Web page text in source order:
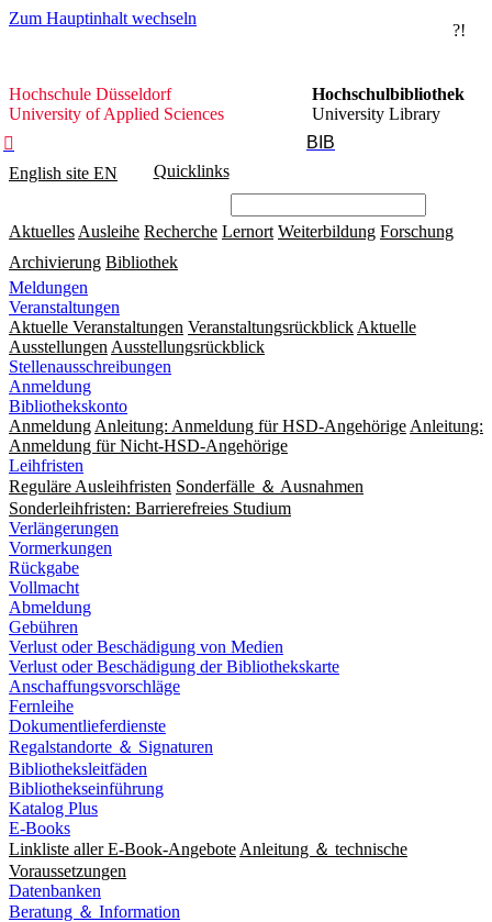
Zum Hauptinhalt wechseln
?!
Hochschule
Düsseldorf
Hochschule Düsseldorf
University of Applied Sciences
Hochschulbibliothek
University Library

BIB
English site EN Quicklinks
Aktuelles Ausleihe Recherche Lernort Weiterbildung Forschung
Archivierung Bibliothek
Meldungen
Veranstaltungen
Aktuelle Veranstaltungen Veranstaltungsrückblick Aktuelle
Ausstellungen Ausstellungsrückblick
Stellenausschreibungen
Anmeldung
Bibliothekskonto
Anmeldung Anleitung: Anmeldung für HSD-Angehörige Anleitung:
Anmeldung für Nicht-HSD-Angehörige
Leihfristen
Reguläre Ausleihfristen Sonderfälle ＆ Ausnahmen
Sonderleihfristen: Barrierefreies Studium
Verlängerungen
Vormerkungen
Rückgabe
Vollmacht
Abmeldung
Gebühren
Verlust oder Beschädigung von Medien
Verlust oder Beschädigung der Bibliothekskarte
Anschaffungsvorschläge
Fernleihe
Dokumentlieferdienste
Regalstandorte ＆ Signaturen
Bibliotheksleitfäden
Bibliothekseinführung
Katalog Plus
E-Books
Linkliste aller E-Book-Angebote Anleitung ＆ technische
Voraussetzungen
Datenbanken
Beratung ＆ Information